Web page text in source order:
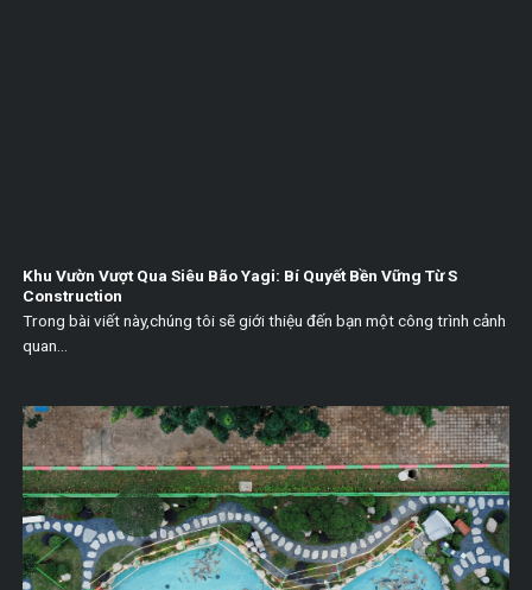
Khu Vườn Vượt Qua Siêu Bão Yagi: Bí Quyết Bền Vững Từ S
Construction
Trong bài viết này,chúng tôi sẽ giới thiệu đến bạn một công trình cảnh
quan...